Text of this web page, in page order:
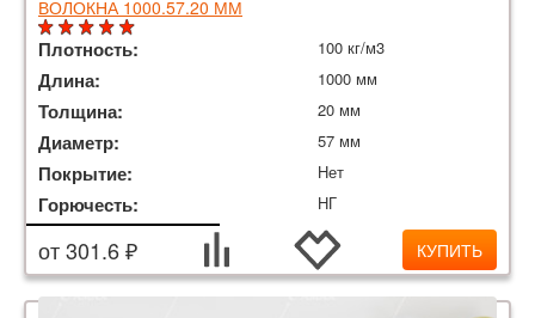
ВОЛОКНА 1000.57.20 ММ
Плотность: 100 кг/м3
Длина: 1000 мм
Толщина: 20 мм
Диаметр: 57 мм
Покрытие: Нет
Горючесть: НГ
от 301.6 ₽ КУПИТЬ